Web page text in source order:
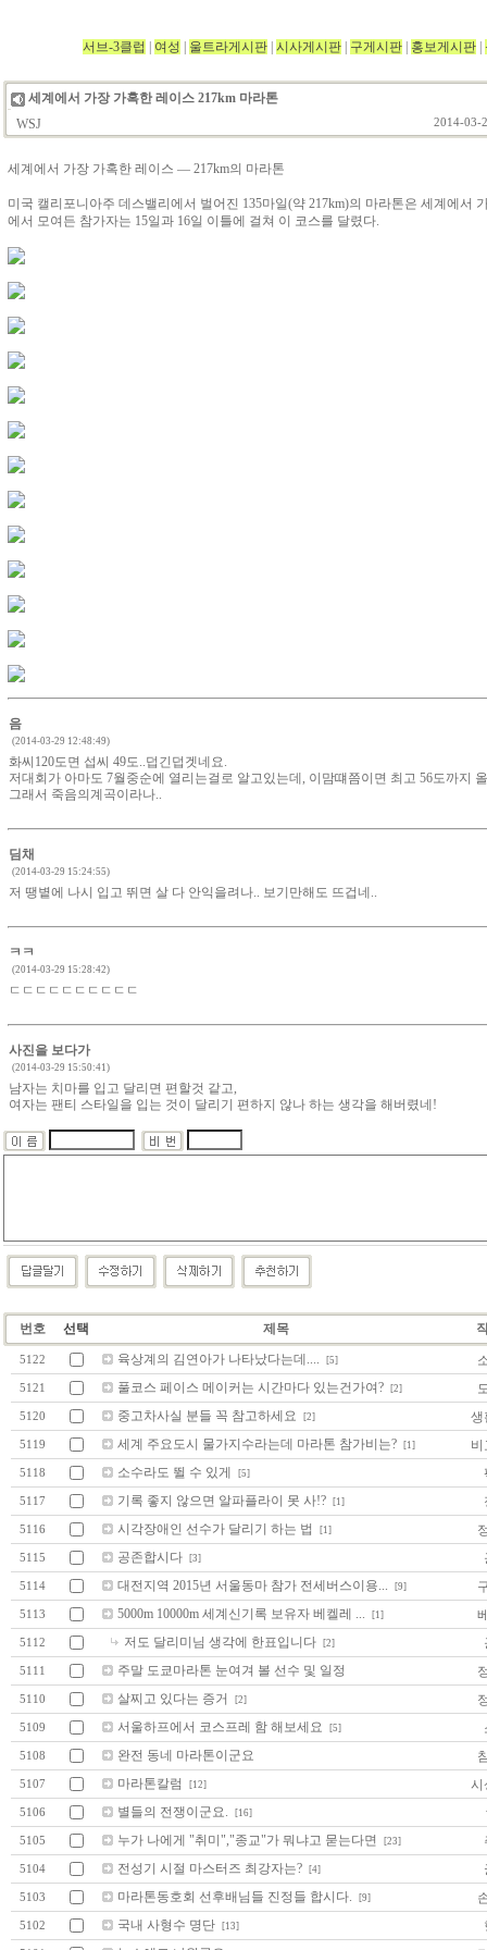
서브-3클럽 여성 울트라게시판 시사게시판 구게시판 홍보게시판
세계에서 가장 가혹한 레이스 217km 마라톤
WSJ
2014-03-
세계에서 가장 가혹한 레이스 ― 217km의 마라톤
미국 캘리포니아주 데스밸리에서 벌어진 135마일(약 217km)의 마라톤은 세계에서
에서 모여든 참가자는 15일과 16일 이틀에 걸쳐 이 코스를 달렸다.
음
(2014-03-29 12:48:49)
화씨120도면 섭씨 49도..덥긴덥겟네요.
저대회가 아마도 7월중순에 열리는걸로 알고있는데, 이맘떄쯤이면 최고 56도까지
그래서 죽음의계곡이라나..
딤채
(2014-03-29 15:24:55)
저 땡볕에 나시 입고 뛰면 살 다 안익을려나.. 보기만해도 뜨겁네..
ㅋㅋ
(2014-03-29 15:28:42)
ㄷㄷㄷㄷㄷㄷㄷㄷㄷㄷ
사진을 보다가
(2014-03-29 15:50:41)
남자는 치마를 입고 달리면 편할것 같고,
여자는 팬티 스타일을 입는 것이 달리기 편하지 않나 하는 생각을 해버렸네!
번호 선택 제목
5122 육상계의 김연아가 나타났다는데.... [5]
5121 풀코스 페이스 메이커는 시간마다 있는건가여? [2]
5120 중고차사실 분들 꼭 참고하세요 [2] 생
5119 세계 주요도시 물가지수라는데 마라톤 참가비는? [1] 비
5118 소수라도 뛸 수 있게 [5]
5117 기록 좋지 않으면 알파플라이 못 사!? [1]
5116 시각장애인 선수가 달리기 하는 법 [1]
5115 공존합시다 [3]
5114 대전지역 2015년 서울동마 참가 전세버스이용... [9]
5113 5000m 10000m 세계신기록 보유자 베켈레 ... [1]
5112 저도 달리미님 생각에 한표입니다 [2]
5111 주말 도쿄마라톤 눈여겨 볼 선수 및 일정
5110 살찌고 있다는 증거 [2]
5109 서울하프에서 코스프레 함 해보세요 [5]
5108 완전 동네 마라톤이군요
5107 마라톤칼럼 [12] 시
5106 별들의 전쟁이군요. [16]
5105 누가 나에게 "취미","종교"가 뭐냐고 묻는다면 [23]
5104 전성기 시절 마스터즈 최강자는? [4]
5103 마라톤동호회 선후배님들 진정들 합시다. [9]
5102 국내 사형수 명단 [13]